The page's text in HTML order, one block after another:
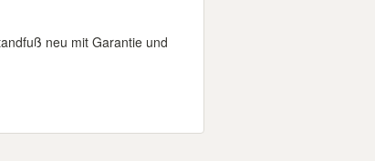
neu mit Garantie und